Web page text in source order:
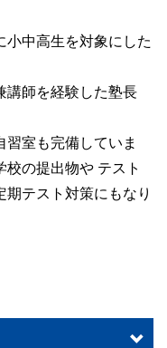
小中高生を対象にした
講師を経験した塾長
室も完備していま
の提出物や テスト
テスト対策にもなり